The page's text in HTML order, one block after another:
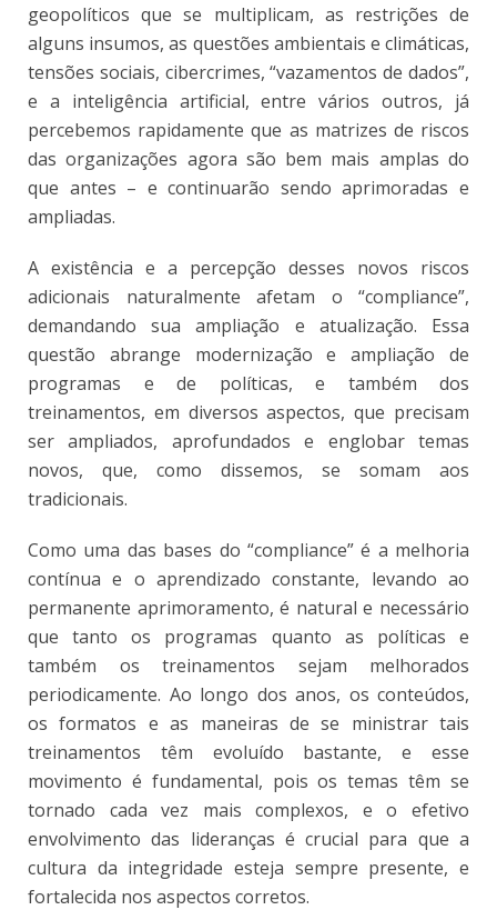
geopolíticos que se multiplicam, as restrições de
alguns insumos, as questões ambientais e climáticas,
tensões sociais, cibercrimes, “vazamentos de dados”,
e a inteligência artificial, entre vários outros, já
percebemos rapidamente que as matrizes de riscos
das organizações agora são bem mais amplas do
que antes – e continuarão sendo aprimoradas e
ampliadas.
A existência e a percepção desses novos riscos
adicionais naturalmente afetam o “compliance”,
demandando sua ampliação e atualização. Essa
questão abrange modernização e ampliação de
programas e de políticas, e também dos
treinamentos, em diversos aspectos, que precisam
ser ampliados, aprofundados e englobar temas
novos, que, como dissemos, se somam aos
tradicionais.
Como uma das bases do “compliance” é a melhoria
contínua e o aprendizado constante, levando ao
permanente aprimoramento, é natural e necessário
que tanto os programas quanto as políticas e
também os treinamentos sejam melhorados
periodicamente. Ao longo dos anos, os conteúdos,
os formatos e as maneiras de se ministrar tais
treinamentos têm evoluído bastante, e esse
movimento é fundamental, pois os temas têm se
tornado cada vez mais complexos, e o efetivo
envolvimento das lideranças é crucial para que a
cultura da integridade esteja sempre presente, e
fortalecida nos aspectos corretos.